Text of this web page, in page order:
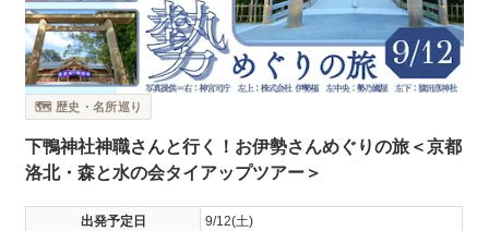
🗺️ 歴史・名所巡り
下鴨神社神職さんと行く！お伊勢さんめぐりの旅＜京都
洛北・森と水の会タイアップツアー＞
出発予定日
9/12(土)